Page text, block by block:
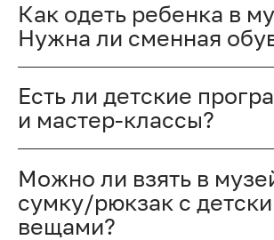
Как одеть ребенка в
Нужна ли сменная
Есть ли детские
и мастер-классы?
Можно ли взять в
сумку/рюкзак с
вещами?